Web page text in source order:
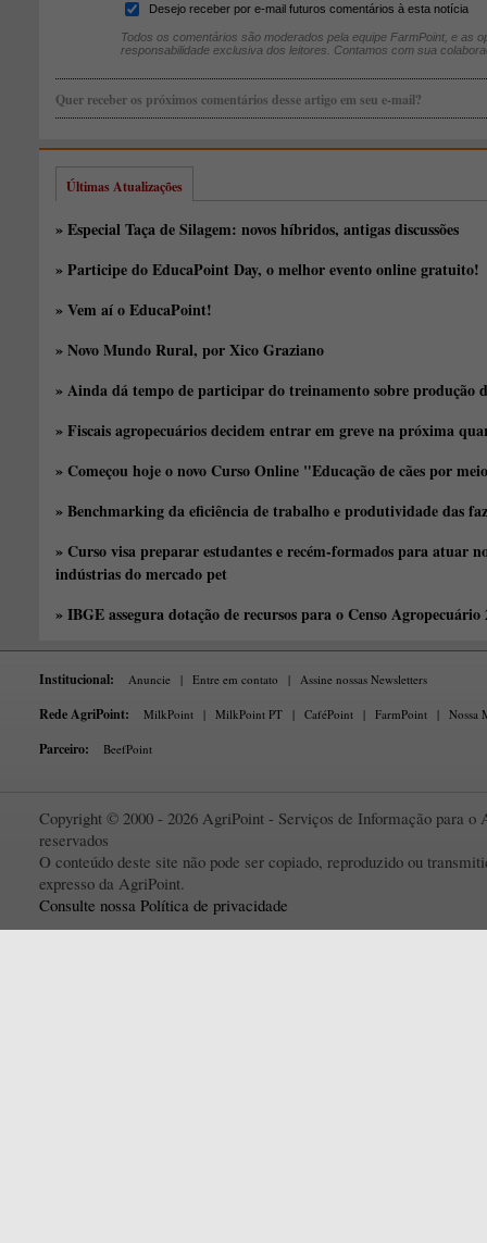
Desejo receber por e-mail futuros comentários à esta notícia
Todos os comentários são moderados pela equipe FarmPoint, e as
responsabilidade exclusiva dos leitores. Contamos com sua
Quer receber os próximos comentários desse artigo em seu e-mail?
Últimas Atualizações
» Especial Taça de Silagem: novos híbridos, antigas discussões
» Participe do EducaPoint Day, o melhor evento online gratuito!
» Vem aí o EducaPoint!
» Novo Mundo Rural, por Xico Graziano
» Ainda dá tempo de participar do treinamento sobre produção
» Fiscais agropecuários decidem entrar em greve na próxima
» Começou hoje o novo Curso Online "Educação de cães por
» Benchmarking da eficiência de trabalho e produtividade das
» Curso visa preparar estudantes e recém-formados para atuar
indústrias do mercado pet
» IBGE assegura dotação de recursos para o Censo Agropecuário
Institucional: Anuncie | Entre em contato | Assine nossas Newsletters
Rede AgriPoint: MilkPoint | MilkPoint PT | CaféPoint | FarmPoint | Nossa
Parceiro: BeefPoint
Copyright © 2000 - 2026 AgriPoint - Serviços de Informação para o
reservados
O conteúdo deste site não pode ser copiado, reproduzido ou
expresso da AgriPoint.
Consulte nossa Política de privacidade